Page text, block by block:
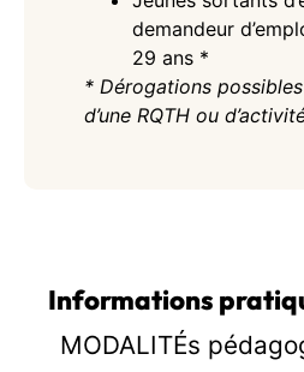
demandeur
29 ans *
* Dérogations
d’une RQTH ou
Informations
MODALITÉs